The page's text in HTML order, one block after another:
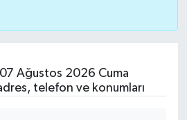
07 Ağustos 2026 Cuma
telefon ve konumları